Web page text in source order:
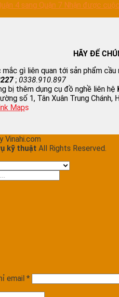
4 sang Quận 7 Nhận được
HÃY ĐỂ
gì liên quan tới sản phẩm
; 0338.910.897
bị thêm dụng cụ đồ nghề liên hệ
số 1, Tân Xuân Trung Chánh,
Maps
Vinahi.com
kỹ thuật All Rights Reserved.
email *